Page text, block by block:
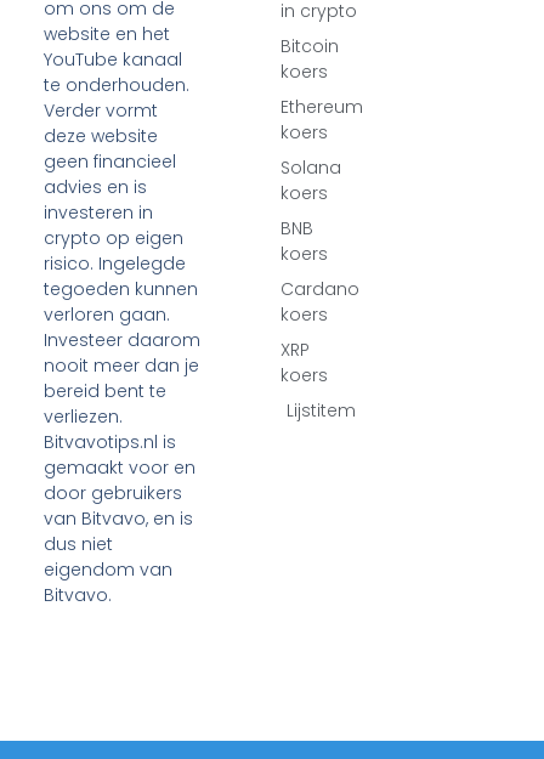
om ons om de
website en het
YouTube kanaal
te onderhouden.
Verder vormt
deze website
geen financieel
advies en is
investeren in
crypto op eigen
risico. Ingelegde
tegoeden kunnen
verloren gaan.
Investeer daarom
nooit meer dan je
bereid bent te
verliezen.
Bitvavotips.nl is
gemaakt voor en
door gebruikers
van Bitvavo, en is
dus niet
eigendom van
Bitvavo.
in crypto
Bitcoin
koers
Ethereum
koers
Solana
koers
BNB
koers
Cardano
koers
XRP
koers
Lijstitem